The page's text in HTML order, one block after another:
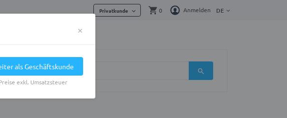
Privatkunde 0 Anmelden DE
×
als Geschäftskunde
exkl. Umsatzsteuer